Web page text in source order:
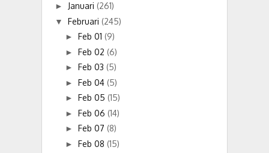
► Januari (261)
▼ Februari (245)
► Feb 01 (9)
► Feb 02 (6)
► Feb 03 (5)
► Feb 04 (5)
► Feb 05 (15)
► Feb 06 (14)
► Feb 07 (8)
► Feb 08 (15)